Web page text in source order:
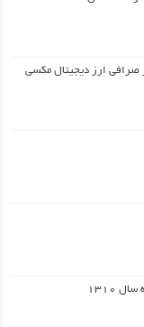
صرافی ارز دیجیتال مکسی
۱۳۱۰